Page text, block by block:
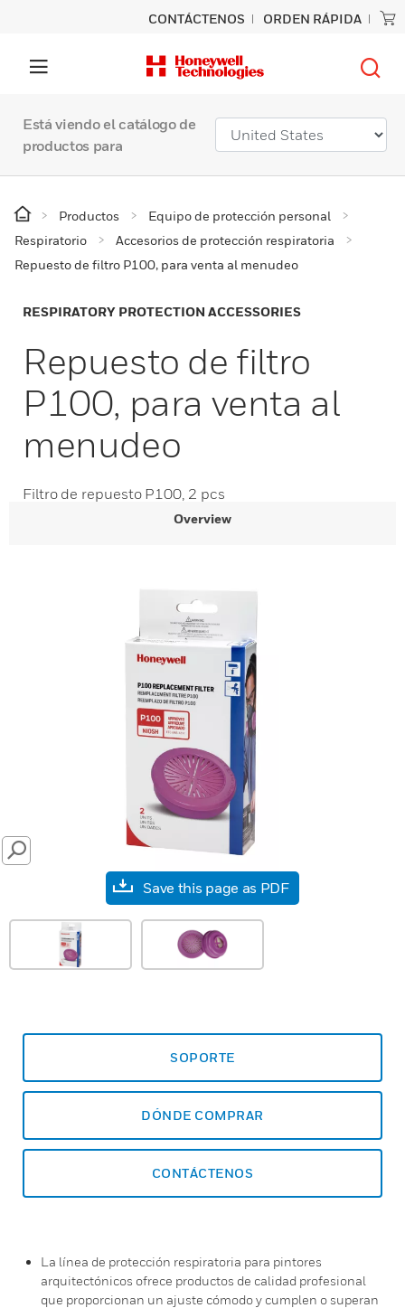
CONTÁCTENOS ORDEN RÁPIDA
Está viendo el catálogo de
productos para
Productos
Equipo de protección personal
Respiratorio
Accesorios de protección respiratoria
Repuesto de filtro P100, para venta al menudeo
RESPIRATORY PROTECTION ACCESSORIES
Repuesto de filtro
P100, para venta al
menudeo
Filtro de repuesto P100, 2 pcs
Overview
SEARCH
Save this page as PDF
SOPORTE
DÓNDE COMPRAR
CONTÁCTENOS
La línea de protección respiratoria para pintores
arquitectónicos ofrece productos de calidad profesional
que proporcionan un ajuste cómodo y cumplen o superan